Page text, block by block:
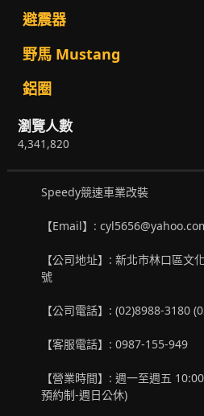
避震器
野馬 Mustang
鋁圈
瀏覽人數
4,341,820
Speedy競速車業改裝
【Email】:
【公司地址】: 新北市林口區文
號
【公司電話】: (02)8988-3180
【客服電話】: 0987-155-949
【營業時間】: 週一至週五
預約制-週日公休)